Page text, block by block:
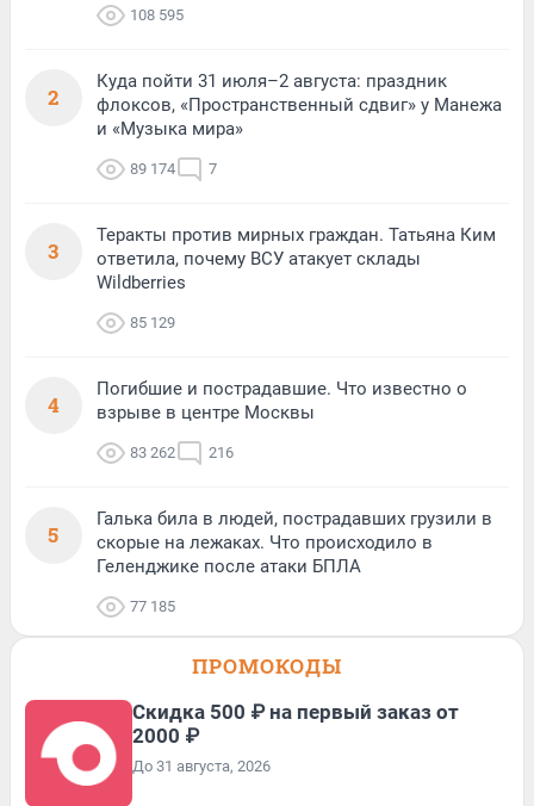
108 595
2
Куда пойти 31 июля–2 августа: праздник
флоксов, «Пространственный сдвиг» у Манежа
и «Музыка мира»
89 174 7
3
Теракты против мирных граждан. Татьяна Ким
ответила, почему ВСУ атакует склады
Wildberries
85 129
4
Погибшие и пострадавшие. Что известно о
взрыве в центре Москвы
83 262 216
5
Галька била в людей, пострадавших грузили в
скорые на лежаках. Что происходило в
Геленджике после атаки БПЛА
77 185
ПРОМОКОДЫ
Скидка 500 ₽ на первый заказ от
2000 ₽
До 31 августа, 2026